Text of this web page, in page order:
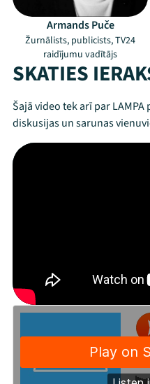
Armands Puče
Žurnālists, publicists, TV24
raidījumu vadītājs
SKATIES
Šajā video tek arī par
diskusijas un sarunas